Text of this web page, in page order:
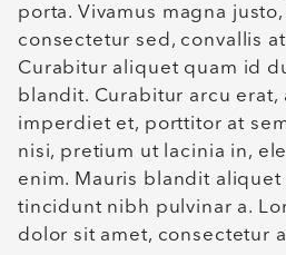
porta. Vivamus magna
consectetur sed, convallis
Curabitur aliquet quam id
blandit. Curabitur arcu erat,
imperdiet et, porttitor at
nisi, pretium ut lacinia in,
enim. Mauris blandit
tincidunt nibh pulvinar a.
dolor sit amet, consectetur